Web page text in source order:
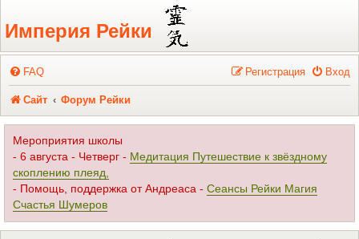
Регистрация
Империя Рейки
FAQ Вход
Регистрация
Сайт Форум Рейки
Мероприятия школы
- 6 августа - Четверг - Медитация Путешествие к звёздному
скоплению плеяд,
- Помощь, поддержка от Андреаса - Сеансы Рейки Магия
Счастья Шумеров